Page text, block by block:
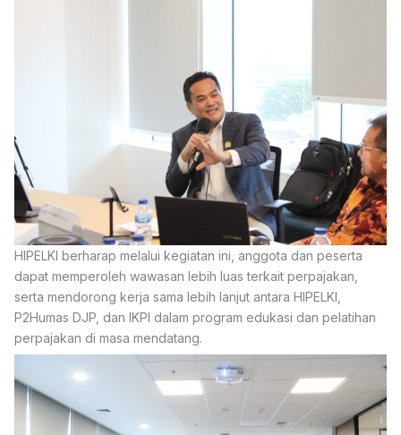
HIPELKI berharap melalui kegiatan ini, anggota dan peserta
dapat memperoleh wawasan lebih luas terkait perpajakan,
serta mendorong kerja sama lebih lanjut antara HIPELKI,
P2Humas DJP, dan IKPI dalam program edukasi dan pelatihan
perpajakan di masa mendatang.